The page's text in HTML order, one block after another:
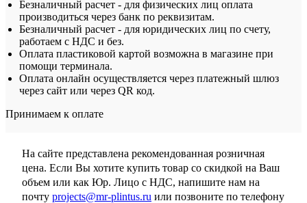
Безналичный расчет - для физических лиц оплата
производиться через банк по реквизитам.
Безналичный расчет - для юридических лиц по счету,
работаем с НДС и без.
Оплата пластиковой картой возможна в магазине при
помощи терминала.
Оплата онлайн осуществляется через платежный шлюз
через сайт или через QR код.
Принимаем к оплате
На сайте представлена рекомендованная розничная
цена. Если Вы хотите купить товар со скидкой на Ваш
объем или как Юр. Лицо с НДС, напишите нам на
почту projects@mr-plintus.ru или позвоните по телефону